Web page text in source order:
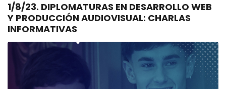
1/8/23. DIPLOMATURAS EN DESARROLLO WEB
Y PRODUCCIÓN AUDIOVISUAL: CHARLAS
INFORMATIVAS